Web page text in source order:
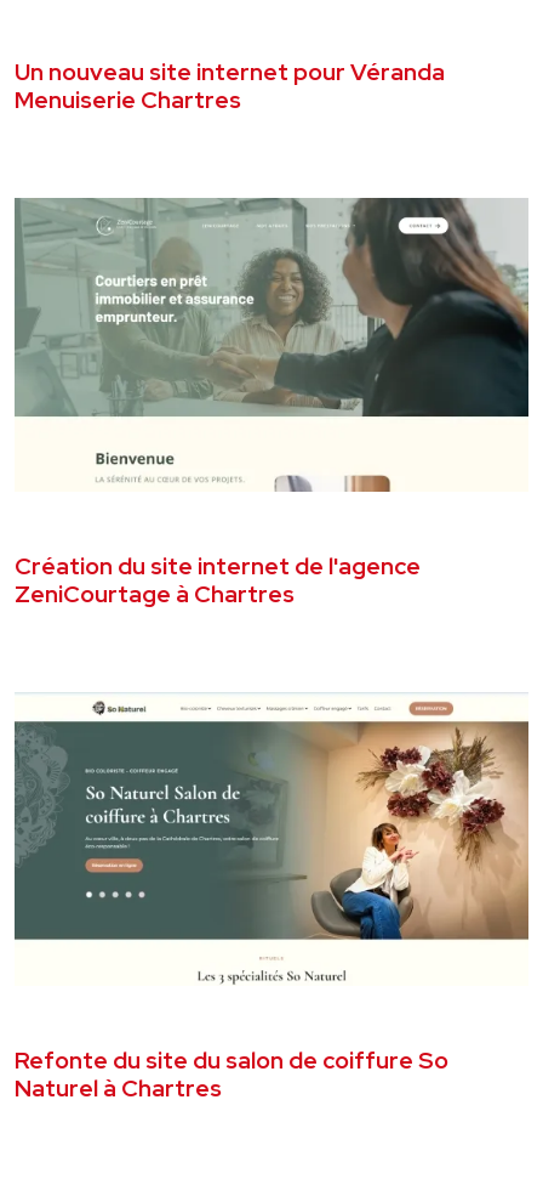
Un nouveau site internet pour Véranda
Menuiserie Chartres
Création du site internet de l'agence
ZeniCourtage à Chartres
Refonte du site du salon de coiffure So
Naturel à Chartres